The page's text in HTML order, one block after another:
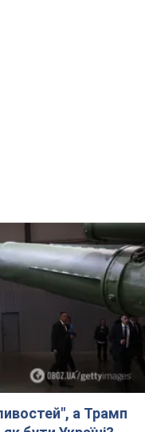
а Трамп
бути Україні?
ракети, вкрай
щомісячну
США: Зеленський